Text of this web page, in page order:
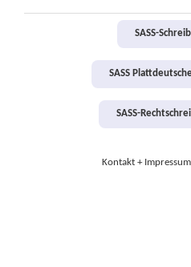
SASS-
SASS
SASS-
Kontakt + Impressum